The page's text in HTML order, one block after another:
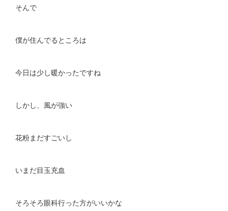
そんで
僕が住んでるところは
今日は少し暖かったですね
しかし、風が強い
花粉まだすごいし
いまだ目玉充血
そろそろ眼科行った方がいいかな